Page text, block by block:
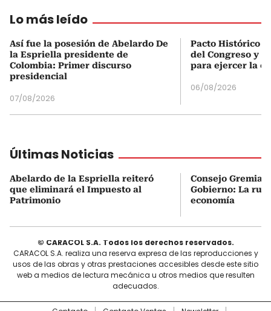
Lo más leído
Así fue la posesión de Abelardo De
la Espriella presidente de
Colombia: Primer discurso
presidencial
07/08/2026
Pacto Histórico
del Congreso y
para ejercer la
06/08/2026
Últimas Noticias
Abelardo de la Espriella reiteró
que eliminará el Impuesto al
Patrimonio
Consejo Gremial
Gobierno: La
economía
© CARACOL S.A. Todos los derechos reservados.
CARACOL S.A. realiza una reserva expresa de las reproducciones y
usos de las obras y otras prestaciones accesibles desde este sitio
web a medios de lectura mecánica u otros medios que resulten
adecuados.